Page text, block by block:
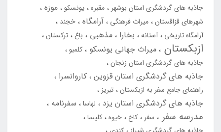
جاذبه های گردشگری استان بوشهر
مقبره یونسکو موزه
شهرهای قزاقستان میراث فرهنگی آرامگاه
خجند
آرامگاه تاریخی
آستانه بخارا مذهبی باغ ترکستان
ازبکستان میراث جهانی یونسکو
کلمبو
جاذبه های گردشگری استان زنجان
جاذبه های گردشگری استان قزوین کاروانسرا
راهنمای جامع سفر به ازبکستان تبریز
جاذبه های گردشگری استان یزد لهاسا سفرنامه
مدرسه سفر سفر کاخ خیوه کلیسا